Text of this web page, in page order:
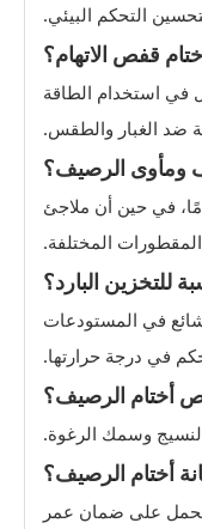
التحكم البيئي.
قفص الاتهام؟
في استخدام الطاقة
ضد الغبار والطقس.
ومأوى الرصيف؟
في حين أن ملاجئ
المختلفة.
للتخزين البارد؟
في المستودعات
في درجة حرارتها.
أختام الرصيف؟
وسمك الرغوة.
أختام الرصيف؟
على ضمان عمر